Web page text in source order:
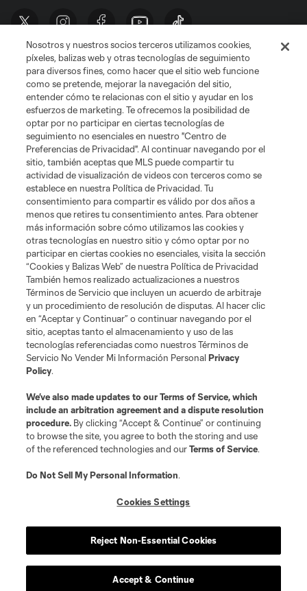
Términos de servicio Política de privacidad
No vender mi información
Cookies Settings
©2026 MLS. El nombre y escudo de la Major League Soccer y MLS son
marcas registradas de League Soccer, L.L.C. (“MLS”). Los nombres y logos
de los equipos de la MLS están registrados y son marcas bajo ley común
de la MLS o son usadas con el permiso de sus propietarios. Uso
desautorizado está prohibido.
Nosotros y nuestros socios terceros utilizamos cookies,
píxeles, balizas web y otras tecnologías de seguimiento
para diversos fines, como hacer que el sitio web funcione
como se pretende, mejorar la navegación del sitio,
entender cómo te relacionas con el sitio y ayudar en los
esfuerzos de marketing. Te ofrecemos la posibilidad de
optar por no participar en ciertas tecnologías de
seguimiento no esenciales en nuestro "Centro de
Preferencias de Privacidad". Al continuar navegando por el
sitio, también aceptas que MLS puede compartir tu
actividad de visualización de videos con terceros como se
establece en nuestra Política de Privacidad. Tu
consentimiento para compartir es válido por dos años a
menos que retires tu consentimiento antes. Para obtener
más información sobre cómo utilizamos las cookies y
otras tecnologías en nuestro sitio y cómo optar por no
participar en ciertas cookies no esenciales, visita la sección
“Cookies y Balizas Web” de nuestra Política de Privacidad
También hemos realizado actualizaciones a nuestros
Términos de Servicio que incluyen un acuerdo de arbitraje
y un procedimiento de resolución de disputas. Al hacer clic
en “Aceptar y Continuar” o continuar navegando por el
sitio, aceptas tanto el almacenamiento y uso de las
tecnologías referenciadas como nuestros Términos de
Servicio No Vender Mi Información PersonalPrivacy
Policy.
We’ve also made updates to ourTerms of Service, which
include an arbitration agreement and a dispute resolution
procedure. By clicking “Accept & Continue” or continuing
to browse the site, you agree to both the storing and use
of the referenced technologies and ourTerms of Service.
Do Not Sell My Personal Information.
Cookies Settings
Reject Non-Essential Cookies
Accept & Continue